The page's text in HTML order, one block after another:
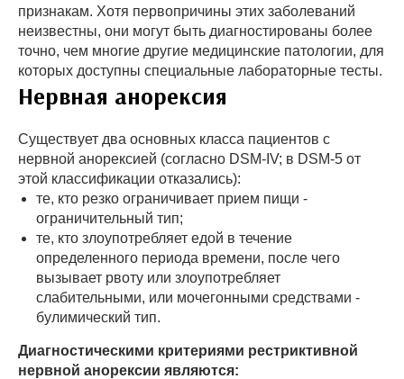
признакам. Хотя первопричины этих заболеваний
неизвестны, они могут быть диагностированы более
точно, чем многие другие медицинские патологии, для
которых доступны специальные лабораторные тесты.
Нервная анорексия
Существует два основных класса пациентов с
нервной анорексией (согласно DSM-IV; в DSM-5 от
этой классификации отказались):
те, кто резко ограничивает прием пищи -
ограничительный тип;
те, кто злоупотребляет едой в течение
определенного периода времени, после чего
вызывает рвоту или злоупотребляет
слабительными, или мочегонными средствами -
булимический тип.
Диагностическими критериями рестриктивной
нервной анорексии являются: